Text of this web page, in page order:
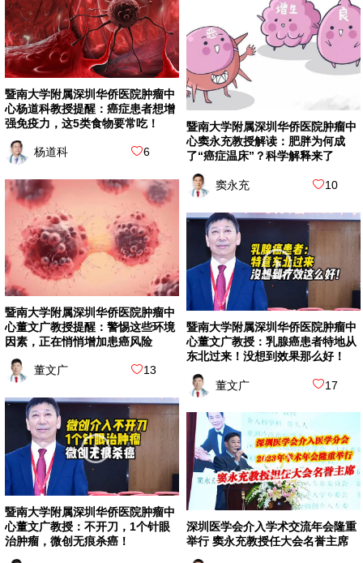
暨南大学附属深圳华侨医院肿瘤中
心杨道科教授提醒：癌症患者想增
强免疫力，这5类食物要常吃！
杨道科 6
暨南大学附属深圳华侨医院肿瘤中
心董文广教授提醒：警惕这些环境
因素，正在悄悄增加患癌风险
董文广 13
暨南大学附属深圳华侨医院肿瘤中
心董文广教授：不开刀，1个针眼
治肿瘤，微创无痕杀癌！
暨南大学附属深圳华侨医院肿瘤中
心窦永充教授解读：肥胖为何成
了“癌症温床”？科学解释来了
窦永充 10
暨南大学附属深圳华侨医院肿瘤中
心董文广教授：乳腺癌患者特地从
东北过来！没想到效果那么好！
董文广 17
深圳医学会介入学术交流年会隆重
举行 窦永充教授任大会名誉主席